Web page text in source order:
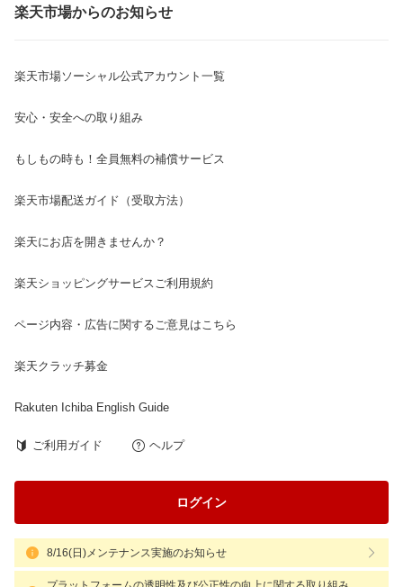
楽天市場からのお知らせ
楽天市場ソーシャル公式アカウント一覧
安心・安全への取り組み
もしもの時も！全員無料の補償サービス
楽天市場配送ガイド（受取方法）
楽天にお店を開きませんか？
楽天ショッピングサービスご利用規約
ページ内容・広告に関するご意見はこちら
楽天クラッチ募金
Rakuten Ichiba English Guide
ご利用ガイド ヘルプ
ログイン
8/16(日)メンテナンス実施のお知らせ